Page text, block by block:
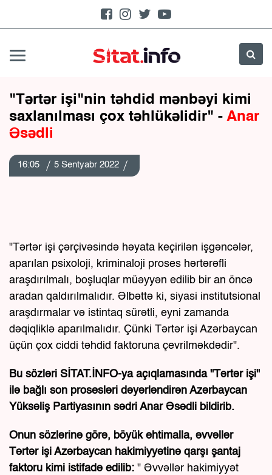
"Tərtər işi"nin təhdid mənbəyi kimi
saxlanılması çox təhlükəlidir" - Anar
Əsədli
16:05 5 Sentyabr 2022
"Tərtər işi çərçivəsində həyata keçirilən işgəncələr,
aparılan psixoloji, kriminaloji proses hərtərəfli
araşdırılmalı, boşluqlar müəyyən edilib bir an öncə
aradan qaldırılmalıdır. Əlbəttə ki, siyasi institutsional
araşdırmalar və istintaq sürətli, eyni zamanda
dəqiqliklə aparılmalıdır. Çünki Tərtər işi Azərbaycan
üçün çox ciddi təhdid faktoruna çevrilməkdədir".
Bu sözləri SİTAT.İNFO-ya açıqlamasında "Tərtər işi"
ilə bağlı son prosesləri dəyərləndirən Azərbaycan
Yüksəliş Partiyasının sədri Anar Əsədli bildirib.
Onun sözlərinə görə, böyük ehtimalla, əvvəllər
Tərtər işi Azərbaycan hakimiyyətinə qarşı şantaj
faktoru kimi istifadə edilib: " Əvvəllər hakimiyyət